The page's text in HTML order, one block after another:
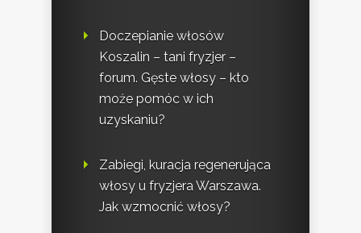
Doczepianie włosów
Koszalin – tani fryzjer –
forum. Gęste włosy – kto
może pomóc w ich
uzyskaniu?
Zabiegi, kuracja regenerująca
włosy u fryzjera Warszawa.
Jak wzmocnić włosy?